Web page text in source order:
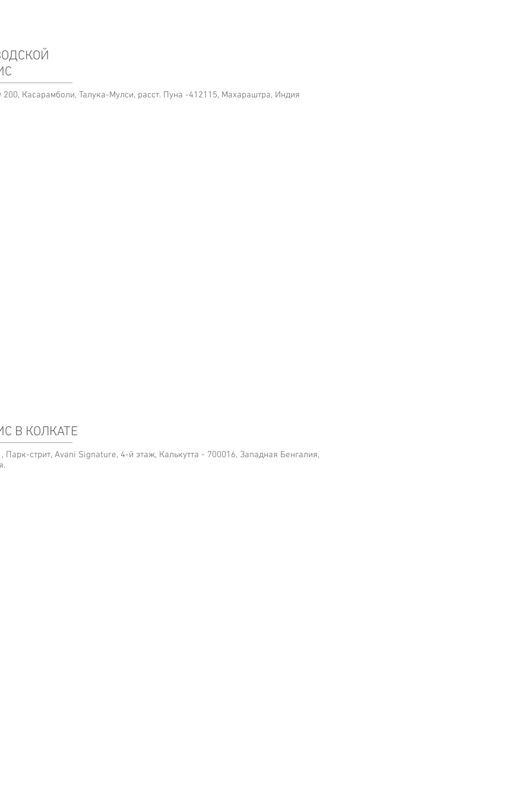
200, Касарамболи, Талука-Мулси, расст. Пуна -412115, Махараштра, Индия
В КОЛКАТЕ
Парк-стрит, Avani Signature, 4-й этаж, Калькутта - 700016, Западная Бенгалия,